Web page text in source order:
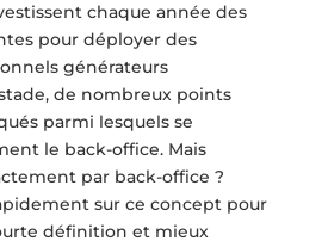
chaque année des
pour déployer des
générateurs
de nombreux points
parmi lesquels se
le back-office. Mais
par back-office ?
sur ce concept pour
définition et mieux